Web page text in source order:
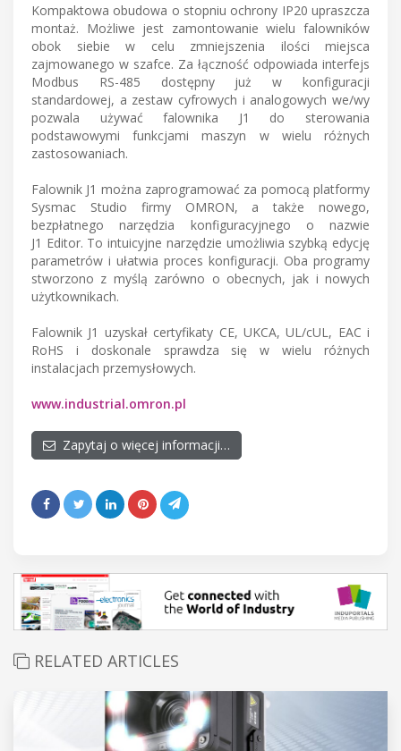
Kompaktowa obudowa o stopniu ochrony IP20 upraszcza
montaż. Możliwe jest zamontowanie wielu falowników
obok siebie w celu zmniejszenia ilości miejsca
zajmowanego w szafce. Za łączność odpowiada interfejs
Modbus RS-485 dostępny już w konfiguracji
standardowej, a zestaw cyfrowych i analogowych we/wy
pozwala używać falownika J1 do sterowania
podstawowymi funkcjami maszyn w wielu różnych
zastosowaniach.
Falownik J1 można zaprogramować za pomocą platformy
Sysmac Studio firmy OMRON, a także nowego,
bezpłatnego narzędzia konfiguracyjnego o nazwie
J1 Editor. To intuicyjne narzędzie umożliwia szybką edycję
parametrów i ułatwia proces konfiguracji. Oba programy
stworzono z myślą zarówno o obecnych, jak i nowych
użytkownikach.
Falownik J1 uzyskał certyfikaty CE, UKCA, UL/cUL, EAC i
RoHS i doskonale sprawdza się w wielu różnych
instalacjach przemysłowych.
www.industrial.omron.pl
Zapytaj o więcej informacji…
RELATED ARTICLES